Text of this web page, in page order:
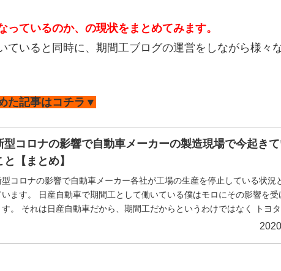
ているのか、の現状をまとめてみます。
ていると同時に、期間工ブログの運営をしながら様々
た記事はコチラ▼
型コロナの影響で自動車メーカーの製造現場で今起き
と【まとめ】
型コロナの影響で自動車メーカー各社が工場の生産を停止している状況
います。 日産自動車で期間工として働いている僕はモロにその影響を受
だから、期間工だからというわけではなく トヨタ自動